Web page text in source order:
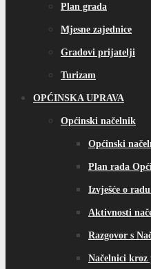
Plan grada
Mjesne zajednice
Gradovi prijatelji
Turizam
OPĆINSKA UPRAVA
Općinski načelnik
Općinski
Plan rada
Izvješće o
Aktivnosti
Razgovor s
Načelnici kroz